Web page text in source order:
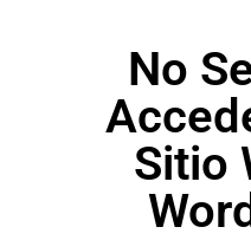
No
Sitio